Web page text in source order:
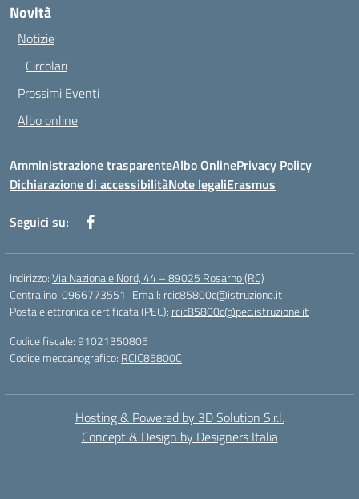
Novità
Notizie
Circolari
Prossimi Eventi
Albo online
Amministrazione trasparenteAlbo OnlinePrivacy Policy
Dichiarazione di accessibilitàNote legaliErasmus
Seguici su:
Indirizzo:Via Nazionale Nord, 44 – 89025 Rosarno (RC)
Centralino:0966773551 Email: rcic85800c@istruzione.it
Posta elettronica certificata (PEC): rcic85800c@pec.istruzione.it
Codice fiscale: 91021350805
Codice meccanografico: RCIC85800C
Hosting & Powered by 3D Solution S.r.l.
Concept & Design by Designers Italia